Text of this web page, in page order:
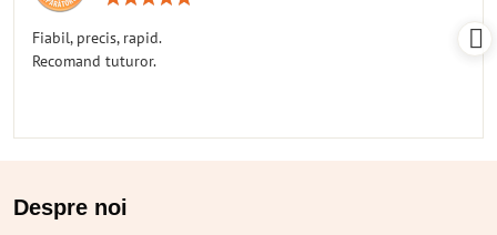
Fiabil, precis, rapid.
Recomand tuturor.
Despre noi